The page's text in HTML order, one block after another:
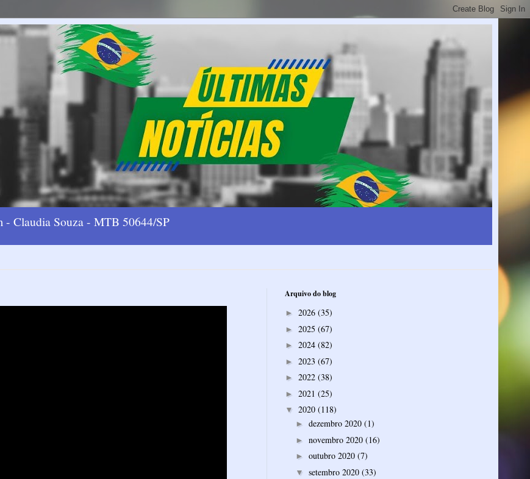
- Claudia Souza - MTB 50644/SP
Arquivo do blog
► 2026 (35)
► 2025 (67)
► 2024 (82)
► 2023 (67)
► 2022 (38)
► 2021 (25)
▼ 2020 (118)
► dezembro 2020 (1)
► novembro 2020 (16)
► outubro 2020 (7)
▼ setembro 2020 (33)